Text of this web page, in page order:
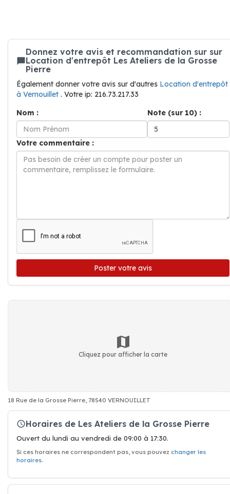
Donnez votre avis et recommandation sur sur
Location d'entrepôt Les Ateliers de la Grosse
Pierre
Également donner votre avis sur d'autres Location d'entrepôt
à Vernouillet . Votre ip: 216.73.217.33
Nom :
Note (sur 10) :
Votre commentaire :
Poster votre avis
Cliquez pour afficher la carte
18 Rue de la Grosse Pierre, 78540 VERNOUILLET
Horaires de Les Ateliers de la Grosse Pierre
Ouvert du lundi au vendredi de 09:00 à 17:30.
Si ces horaires ne correspondent pas, vous pouvez changer les
horaires.